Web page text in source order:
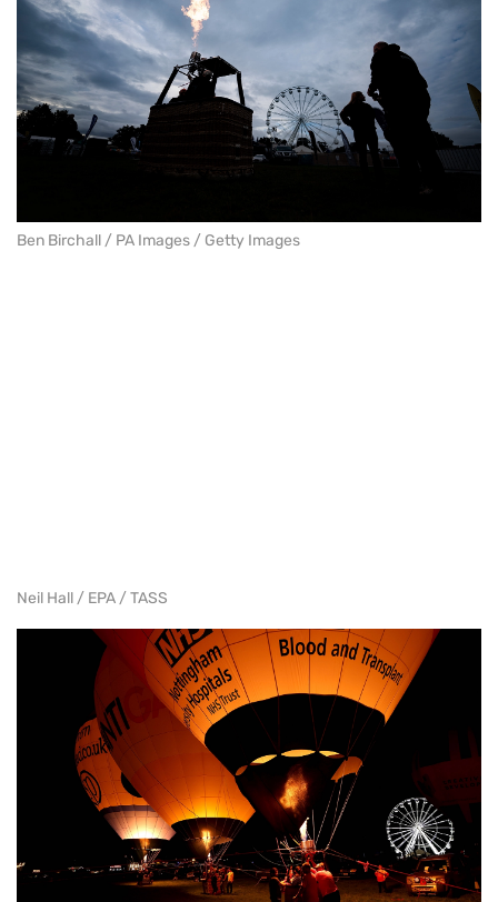
Ben Birchall / PA Images / Getty Images
Neil Hall / EPA / TASS